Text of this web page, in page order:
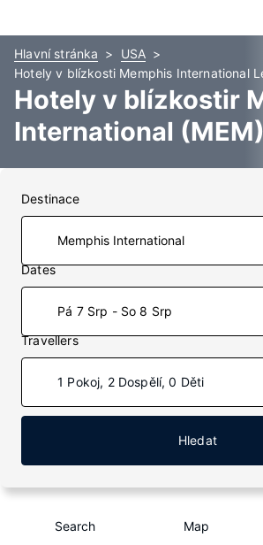
Hlavní stránka
USA
Hotely v blízkosti Memphis International
Hotely v blízkostir
International (MEM)
Destinace
Dates
Pá 7 Srp - So 8 Srp
Travellers
1 Pokoj, 2 Dospělí, 0 Děti
Hledat
Search Map